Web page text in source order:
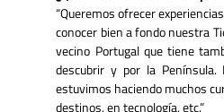
“Queremos ofrecer
conocer bien a fondo nuestra
vecino Portugal que tiene
descubrir y por la
estuvimos haciendo muchos
destinos, en tecnología, etc.”